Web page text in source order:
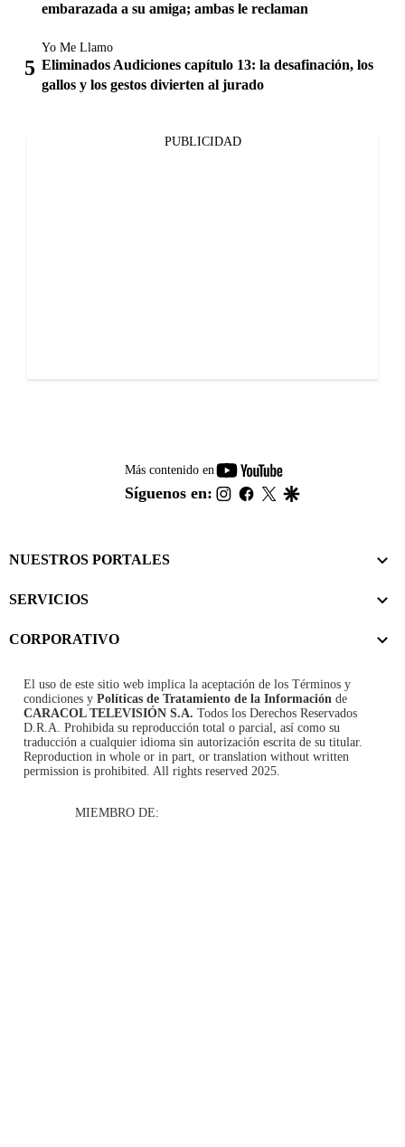
embarazada a su amiga; ambas le reclaman
Yo Me Llamo
Eliminados Audiciones capítulo 13: la desafinación, los
gallos y los gestos divierten al jurado
PUBLICIDAD
Más contenido en
youtube-
footer
Síguenos en: instagram
facebook
twitter
NUESTROS PORTALES
SERVICIOS
CORPORATIVO
El uso de este sitio web implica la aceptación de los Términos y
condiciones y Políticas de Tratamiento de la Información de
CARACOL TELEVISIÓN S.A. Todos los Derechos Reservados
D.R.A. Prohibida su reproducción total o parcial, así como su
traducción a cualquier idioma sin autorización escrita de su titular.
Reproduction in whole or in part, or translation without written
permission is prohibited. All rights reserved 2025.
MIEMBRO DE: